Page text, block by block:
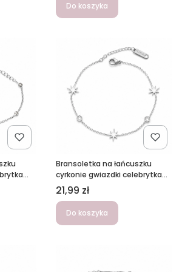
Do koszyka
Bransoletka na łańcuszku
cyrkonie gwiazdki celebrytka
srebrna ze stali
Cena
21,99 zł
Do koszyka